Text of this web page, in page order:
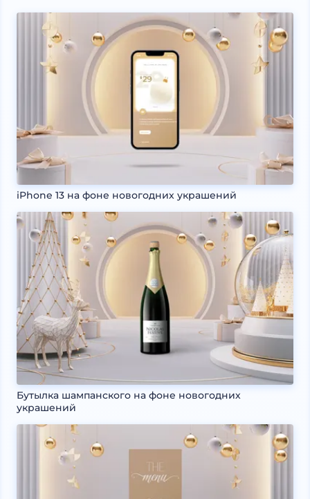
iPhone 13 на фоне новогодних украшений
Бутылка шампанского на фоне новогодних
украшений